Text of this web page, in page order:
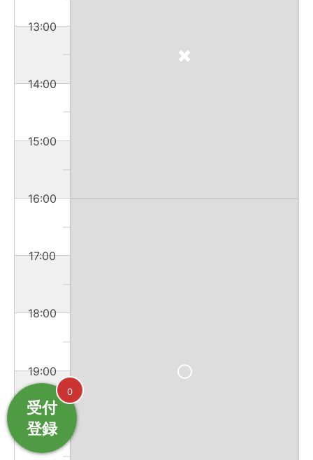
13:00
14:00
15:00
16:00
17:00
18:00
19:00
20:00
0
受付
登録